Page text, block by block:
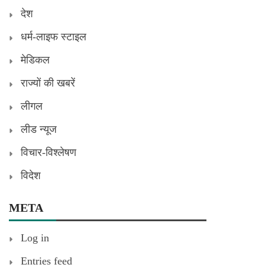
देश
धर्म-लाइफ स्टाइल
मेडिकल
राज्यों की खबरें
लीगल
लीड न्यूज
विचार-विश्लेषण
विदेश
META
Log in
Entries feed